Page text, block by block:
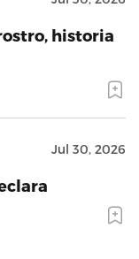
historia
Jul 30, 2026